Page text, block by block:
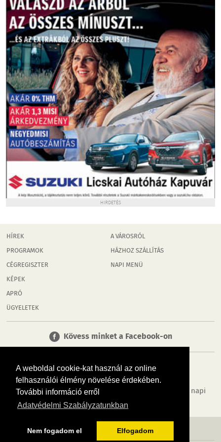
A weboldal cookie-kat használ az online
felhasználói élmény növelése érdekében.
További információ erről
Adatvédelmi Szabályzatunkban
Nem fogadom el Elfogadom
HIRDETÉS
HÍREK
PROGRAMOK
CÉGREGISZTER
KÉPEK
APRÓ
ÜGYELETEK
A VÁROSRÓL
HÁZHOZ SZÁLLÍTÁS
NAPI MENÜ
Kövess minket a Facebook-on
Tudj meg többet városodról! Hírek, programok, képek, napi
menü, cégek…. és minden, ami Rábaköz
MÉDIAAJÁNLÓ ADATVÉDELEM IMPRESSZUM RÓLUNK